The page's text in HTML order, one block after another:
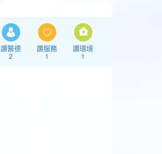
讚醫德
2
讚服務
1
讚環境
1